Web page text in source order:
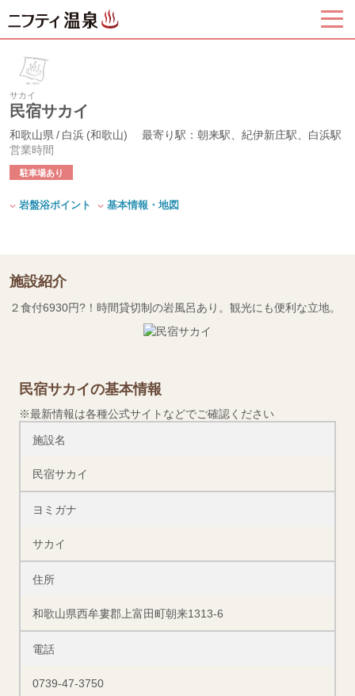
サカイ
民宿サカイ
和歌山県 / 白浜 (和歌山)
最寄り駅：朝来駅、紀伊新庄駅、白浜駅
営業時間
駐車場あり
岩盤浴ポイント 基本情報・地図
施設紹介
２食付6930円?！時間貸切制の岩風呂あり。観光にも便利な立地。
民宿サカイの基本情報
※最新情報は各種公式サイトなどでご確認ください
施設名
民宿サカイ
ヨミガナ
サカイ
住所
和歌山県西牟婁郡上富田町朝来1313-6
電話
0739-47-3750